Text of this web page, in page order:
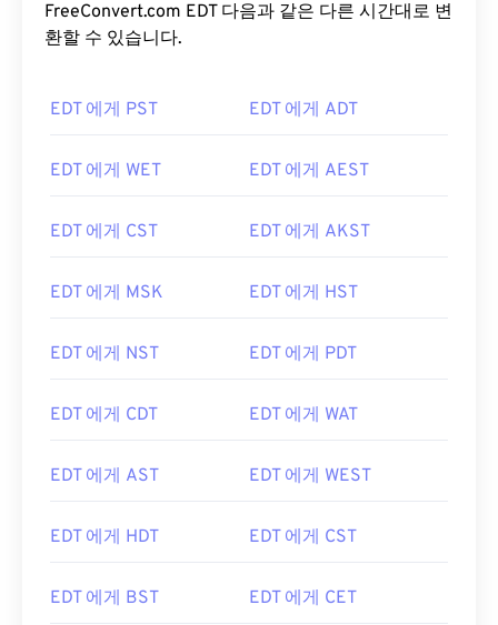
FreeConvert.com EDT 다음과 같은 다른 시간대로 변
환할 수 있습니다.
EDT 에게 PST EDT 에게 ADT
EDT 에게 WET EDT 에게 AEST
EDT 에게 CST EDT 에게 AKST
EDT 에게 MSK EDT 에게 HST
EDT 에게 NST EDT 에게 PDT
EDT 에게 CDT EDT 에게 WAT
EDT 에게 AST EDT 에게 WEST
EDT 에게 HDT EDT 에게 CST
EDT 에게 BST EDT 에게 CET